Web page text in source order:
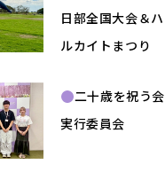
日部全国大会＆ハ
ルカイトまつり
二十歳を祝う会
実行委員会